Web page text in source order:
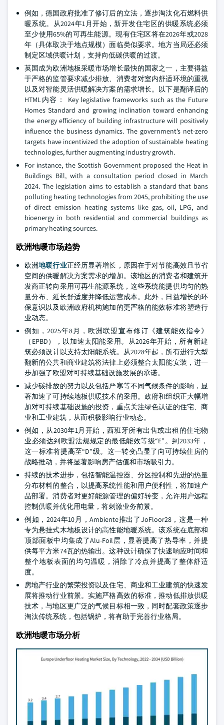
例如，德国政府批准了修订后的立法，逐步淘汰化石燃料供
暖系统。从2024年1月开始，新开发住宅区的供暖系统必须
至少使用65%的可再生能源。现有住宅区将在2026年或2028
年（具体取决于地点规模）面临类似要求。地方当局还必须
制定区域供暖计划，支持向低碳供暖的过渡。
英国成为欧洲地板采暖市场增长最快的国家之一，主要得益
于严格的监管要求减少排放、消费者对室内舒适环境的重视
以及对智能灵活供暖解决方案的需求增长。以下是翻译后的
HTML内容： Key legislative frameworks such as the Future
Homes Standard and growing inclination toward enhancing
the energy efficiency of building infrastructure will positively
influence the business dynamics. The government’s net-zero
targets have incentivized the adoption of sustainable heating
technologies, further augmenting industry growth.
For instance, the Scottish Government proposed the Heat in
Buildings Bill, with a consultation period closed in March
2024. The legislation aims to establish a standard that bans
polluting heating technologies from 2045, prohibiting the use
of direct emission heating systems like gas, oil, LPG, and
bioenergy in both residential and commercial buildings as
primary heating sources.
欧洲地暖市场趋势
欧洲地暖行业正经历显著增长，原因在于对节能高效且节省
空间的供暖解决方案需求的增加。该地区的消费者和建筑开
发商正转向采用可再生能源系统，这些系统能提供均匀的热
量分布、延长舒适度并降低运营成本。此外，日益增长的环
保意识以及欧洲政府机构施加的更严格的能效标准将塑造行
业动态。
例如，2025年8月，欧洲联盟宣布修订《建筑能效指令》
（EPBD），以加速太阳能采用。从2026年开始，所有新建
筑必须设计以支持太阳能系统。从2028年起，所有进行大型
翻新的公共和商业建筑将法律上必须整合太阳能安装，进一
步加强了欧盟对可持续基础设施发展的承诺。
减少碳排放的努力以及包括严寒等不同气候条件的影响，显
著加速了可持续地板供暖技术的采用。政府和组织正大幅增
加对可持续基础设施的投资，重点关注绿色认证的住宅、商
业和工业建筑，从而积极影响行业动态。
例如，从2030年1月开始，西班牙所有出售或出租的住宅物
业必须达到欧盟法规规定的最低能效等级“E”。到2033年，
这一标准将提高至“D”级。这一转变凸显了向可持续住房的
战略推动，并将显著影响房产估值和市场吸引力。
持续的技术进步，包括智能温控器、分区控制和先进的热量
分布材料的整合，以提高系统性能和用户便利性，将加速产
品部署。消费者对更好能源管理的偏好转变，允许用户远程
控制供暖并优化用电量，将刺激业务前景。
例如，2024年10月，Ambiente推出了JoFloor28，这是一种
专为悬挂式木地板设计的高性能地暖系统。该系统在底部和
顶部面板中均集成了Alu-Foil层，显著提高了热导率，并提
供每平方米74瓦的热输出。这种设计确保了快速响应时间和
整个地板表面的均匀温暖，消除了冷点并提高了整体舒适
度。
房地产行业的繁荣投资以及住宅、商业和工业建筑的快速发
展将推动行业前景。实施严格高效的标准，推动低排放供暖
技术，与地区更广泛的气候目标相一致，同时配套政策逐步
淘汰传统系统，包括锅炉，将有助于完善行业格局。
欧洲地暖市场分析